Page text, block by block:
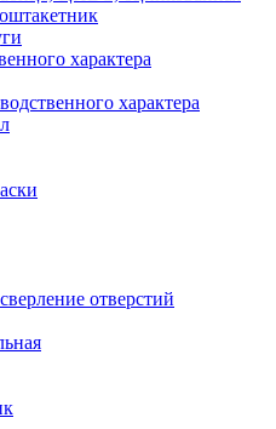
характера
характера
отверстий